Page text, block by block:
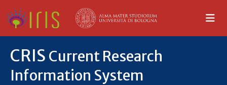
CRIS Current Research
Information System